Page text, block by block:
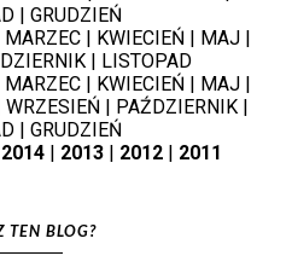
| GRUDZIEŃ
MARZEC KWIECIEŃ MAJ
|
LISTOPAD
MARZEC KWIECIEŃ MAJ
WRZESIEŃ PAŹDZIERNIK|
| GRUDZIEŃ
2014| 2013| 2012| 2011
TEN BLOG?